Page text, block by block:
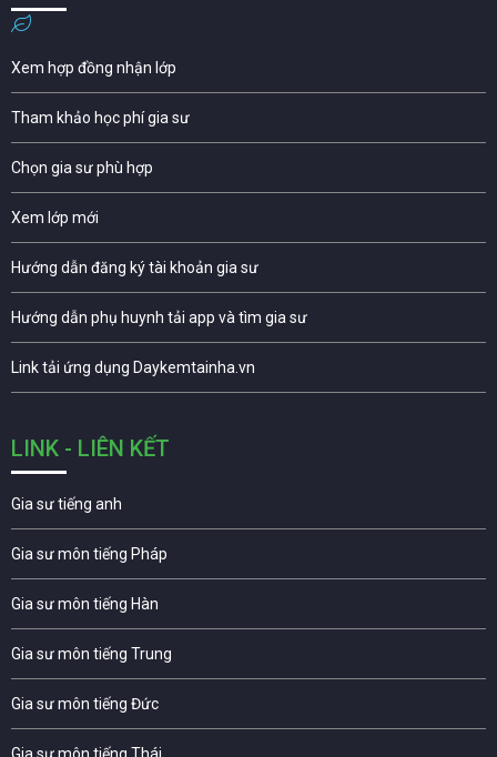
Xem hợp đồng nhận lớp
Tham khảo học phí gia sư
Chọn gia sư phù hợp
Xem lớp mới
Hướng dẫn đăng ký tài khoản gia sư
Hướng dẫn phụ huynh tải app và tìm gia sư
Link tải ứng dụng Daykemtainha.vn
LINK - LIÊN KẾT
Gia sư tiếng anh
Gia sư môn tiếng Pháp
Gia sư môn tiếng Hàn
Gia sư môn tiếng Trung
Gia sư môn tiếng Đức
Gia sư môn tiếng Thái